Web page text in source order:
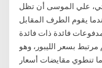
علي الموسى أن تظل
يقوم الطرف المقابل
فائدة ذات فائدة
بسعر الليبور، وهو
تنطوي مقايضات أسعار